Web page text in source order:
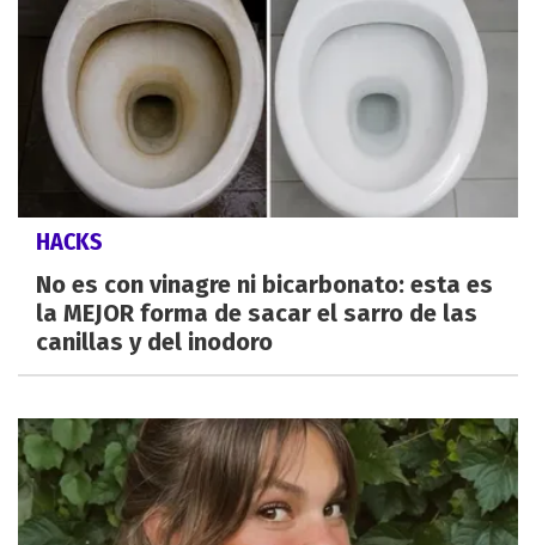
HACKS
No es con vinagre ni bicarbonato: esta es
la MEJOR forma de sacar el sarro de las
canillas y del inodoro